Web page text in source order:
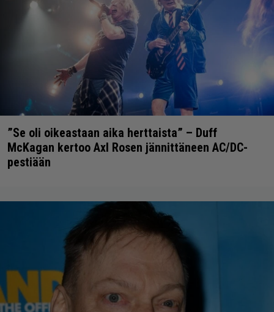
”Se oli oikeastaan aika herttaista” – Duff
McKagan kertoo Axl Rosen jännittäneen AC/DC-
pestiään